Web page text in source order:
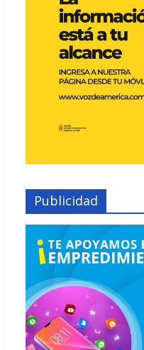
Publicidad